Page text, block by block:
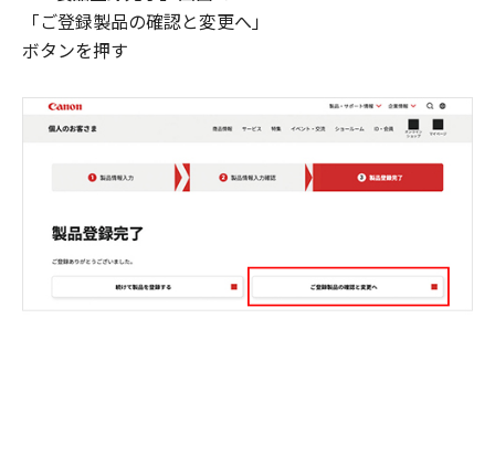
「ご登録製品の確認と変更へ」
ボタンを押す